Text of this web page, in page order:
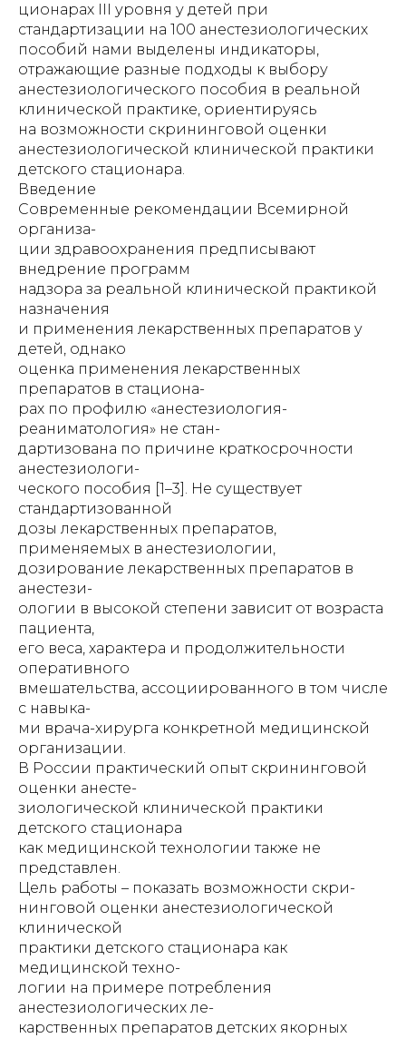
ционарах III уровня у детей при
стандартизации на 100 анестезиологических
пособий нами выделены индикаторы,
отражающие разные подходы к выбору
анестезиологического пособия в реальной
клинической практике, ориентируясь
на возможности скрининговой оценки
анестезиологической клинической практики
детского стационара.
Введение
Современные рекомендации Всемирной
организа-
ции здравоохранения предписывают
внедрение программ
надзора за реальной клинической практикой
назначения
и применения лекарственных препаратов у
детей, однако
оценка применения лекарственных
препаратов в стациона-
рах по профилю «анестезиология-
реаниматология» не стан-
дартизована по причине краткосрочности
анестезиологи-
ческого пособия [1–3]. Не существует
стандартизованной
дозы лекарственных препаратов,
применяемых в анестезиологии,
дозирование лекарственных препаратов в
анестези-
ологии в высокой степени зависит от возраста
пациента,
его веса, характера и продолжительности
оперативного
вмешательства, ассоциированного в том числе
с навыка-
ми врача-хирурга конкретной медицинской
организации.
В России практический опыт скрининговой
оценки анесте-
зиологической клинической практики
детского стационара
как медицинской технологии также не
представлен.
Цель работы – показать возможности скри-
нинговой оценки анестезиологической
клинической
практики детского стационара как
медицинской техно-
логии на примере потребления
анестезиологических ле-
карственных препаратов детских якорных